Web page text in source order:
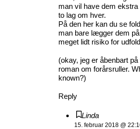
man vil have dem
to lag om hver.
På den her kan du se
man bare lægger dem på
meget lidt risiko for
(okay, jeg er åbenbart
roman om forårsruller.
known?)
Reply
Linda
15. februar 2018 @